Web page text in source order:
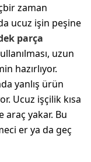
zaman
ucuz işin peşine
parça
uzun
hazırlıyor.
yanlış ürün
Ucuz işçilik kısa
araç yakar. Bu
er ya da geç